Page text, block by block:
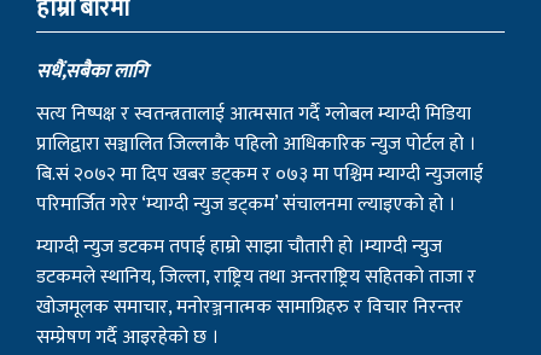
हाम्राे बारेमा
सधैं,सबैका लागि
सत्य निष्पक्ष र स्वतन्त्रतालाई आत्मसात गर्दै ग्लोबल म्याग्दी मिडिया
प्रालिद्वारा सञ्चालित जिल्लाकै पहिलो आधिकारिक न्युज पोर्टल हो ।
बि.सं २०७२ मा दिप खबर डट्कम र ०७३ मा पश्चिम म्याग्दी न्युजलाई
परिमार्जित गरेर ‘म्याग्दी न्युज डट्कम’ संचालनमा ल्याइएको हो ।
म्याग्दी न्युज डटकम तपाई हाम्रो साझा चौतारी हो ।म्याग्दी न्युज
डटकमले स्थानिय, जिल्ला, राष्ट्रिय तथा अन्तराष्ट्रिय सहितको ताजा र
खोजमूलक समाचार, मनोरञ्जनात्मक सामाग्रिहरु र विचार निरन्तर
सम्प्रेषण गर्दै आइरहेको छ ।